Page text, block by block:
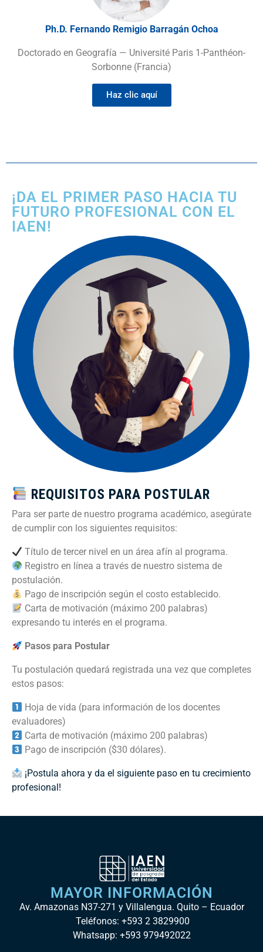
Ph.D. Fernando Remigio Barragán Ochoa
Doctorado en Geografía — Université Paris 1-Panthéon-
Sorbonne (Francia)
Haz clic aquí
¡DA EL PRIMER PASO HACIA TU
FUTURO PROFESIONAL CON EL
IAEN!
REQUISITOS PARA POSTULAR
Para ser parte de nuestro programa académico, asegúrate
de cumplir con los siguientes requisitos:
Título de tercer nivel en un área afín al programa.
Registro en línea a través de nuestro sistema de
postulación.
Pago de inscripción según el costo establecido.
Carta de motivación (máximo 200 palabras)
expresando tu interés en el programa.
Pasos para Postular
Tu postulación quedará registrada una vez que completes
estos pasos:
Hoja de vida (para información de los docentes
evaluadores)
Carta de motivación (máximo 200 palabras)
Pago de inscripción ($30 dólares).
¡Postula ahora y da el siguiente paso en tu crecimiento
profesional!
MAYOR INFORMACIÓN
Av. Amazonas N37-271 y Villalengua. Quito – Ecuador
Teléfonos: +593 2 3829900
Whatsapp: +593 979492022